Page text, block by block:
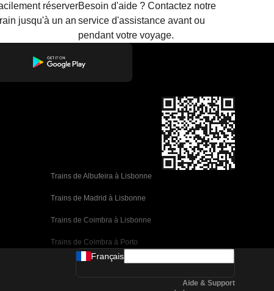
réserver
jusqu'à un an
Besoin d'aide ? Contactez notre
service d'assistance avant ou
pendant votre voyage.
Trains de Albufeira à Lisbonne
Trains de Madrid à Lisbonne
Trains de Coimbra à Lisbonne
Trains de Coimbra à Porto
Trains de Valence à Barcelone
Français
Aide & Support